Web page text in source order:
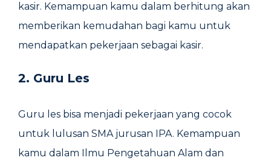
kasir. Kemampuan kamu dalam berhitung akan
memberikan kemudahan bagi kamu untuk
mendapatkan pekerjaan sebagai kasir.
2. Guru Les
Guru les bisa menjadi pekerjaan yang cocok
untuk lulusan SMA jurusan IPA. Kemampuan
kamu dalam Ilmu Pengetahuan Alam dan